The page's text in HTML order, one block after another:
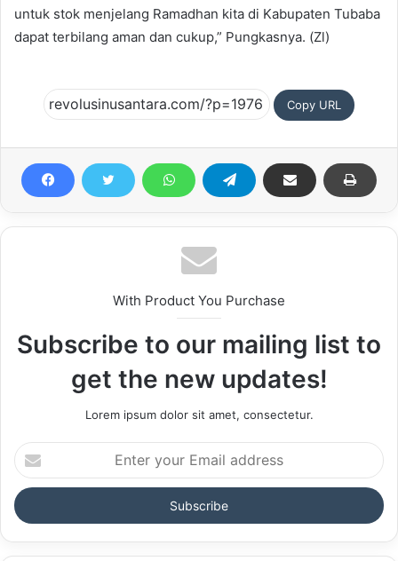
untuk stok menjelang Ramadhan kita di Kabupaten Tubaba
dapat terbilang aman dan cukup,” Pungkasnya. (Zl)
Copy URL
With Product You Purchase
Subscribe to our mailing list to
get the new updates!
Lorem ipsum dolor sit amet, consectetur.
Enter
your
Email
address